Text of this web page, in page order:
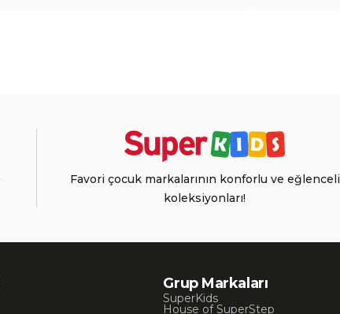
Favori çocuk markalarının konforlu ve eğlenceli
koleksiyonları!
Grup Markaları
SuperKids
House of SuperStep